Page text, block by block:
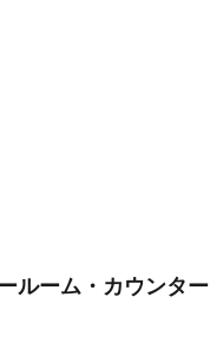
ルーム・カウンター